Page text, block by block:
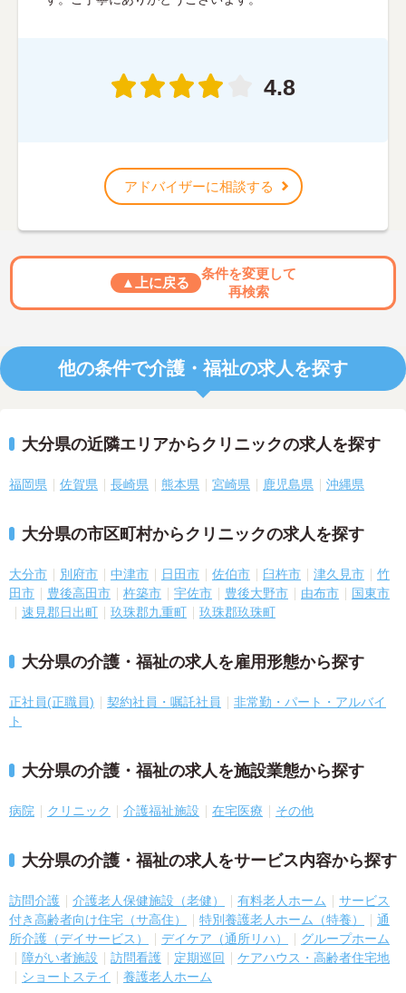
4.8
アドバイザーに相談する
▲上に戻る
条件を変更して
再検索
他の条件で介護・福祉の求人を探す
大分県の近隣エリアからクリニックの求人を探す
福岡県 佐賀県 長崎県 熊本県 宮崎県 鹿児島県 沖縄県
大分県の市区町村からクリニックの求人を探す
大分市 別府市 中津市 日田市 佐伯市 臼杵市 津久見市
竹
田市
豊後高田市 杵築市 宇佐市 豊後大野市 由布市
国東市
速見郡日出町
玖珠郡九重町 玖珠郡玖珠町
大分県の介護・福祉の求人を雇用形態から探す
正社員(正職員) 契約社員・嘱託社員
非常勤・パート・アルバイ
ト
大分県の介護・福祉の求人を施設業態から探す
病院 クリニック 介護福祉施設 在宅医療 その他
大分県の介護・福祉の求人をサービス内容から探す
訪問介護 介護老人保健施設（老健） 有料老人ホーム
サービス
付き高齢者向け住宅（サ高住）
特別養護老人ホーム（特養）
通
所介護（デイサービス）
デイケア（通所リハ）
グループホーム
障がい者施設
訪問看護 定期巡回
ケアハウス・高齢者住宅地
ショートステイ
養護老人ホーム